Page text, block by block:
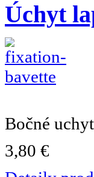
Úchyt
Bočné
3,80 €